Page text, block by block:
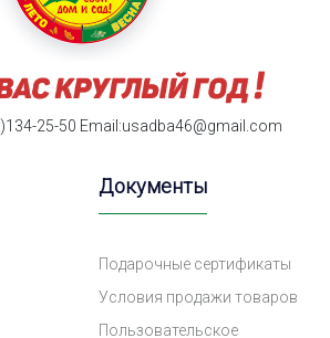
25-50 Email:usadba46@gmail.com
Документы
Подарочные сертификаты
Условия продажи товаров
Пользовательское